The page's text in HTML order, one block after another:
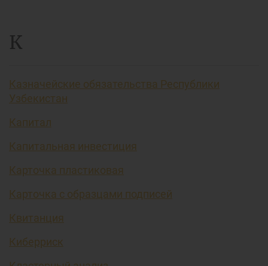
К
Казначейские обязательства Республики
Узбекистан
Капитал
Капитальная инвестиция
Карточка пластиковая
Карточка с образцами подписей
Квитанция
Киберриск